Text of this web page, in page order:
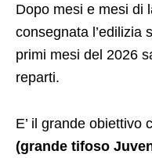
Dopo mesi e mesi di
consegnata l’edilizia
primi mesi del 2026
reparti.
E’ il grande obiettivo
(grande tifoso